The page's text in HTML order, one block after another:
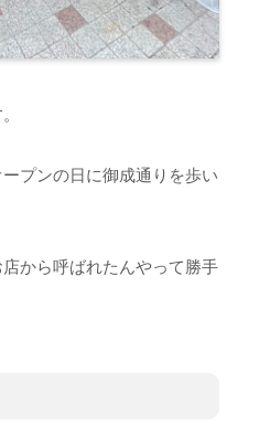
プンの日に御成通りを歩い
店から呼ばれたんやって勝手